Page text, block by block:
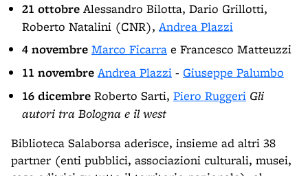
21 ottobre Alessandro Bilotta, Dario Grillotti,
Roberto Natalini (CNR), Andrea Plazzi
4 novembre Marco Ficarra e Francesco Matteuzzi
11 novembre Andrea Plazzi - Giuseppe Palumbo
16 dicembre Roberto Sarti, Piero Ruggeri Gli
autori tra Bologna e il west
Biblioteca Salaborsa aderisce, insieme ad altri 38
partner (enti pubblici, associazioni culturali, musei,